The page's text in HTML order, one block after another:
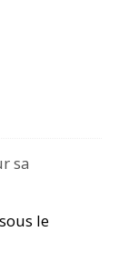
sa
le